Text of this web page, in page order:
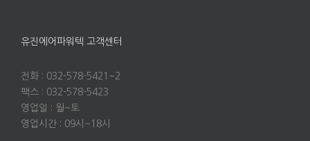
유진에어파워텍 고객센터
전화 : 032-578-5421~2
팩스 : 032-578-5423
영업일 : 월~토
영업시간 : 09시~18시